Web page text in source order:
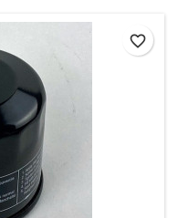
favorite_border